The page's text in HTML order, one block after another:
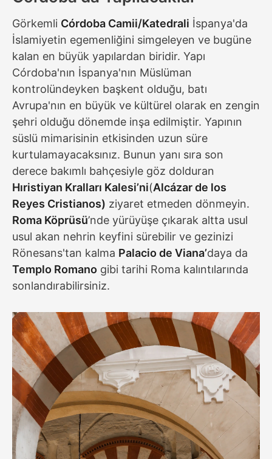
Görkemli Córdoba Camii/Katedrali İspanya'da
İslamiyetin egemenliğini simgeleyen ve bugüne
kalan en büyük yapılardan biridir. Yapı
Córdoba'nın İspanya'nın Müslüman
kontrolündeyken başkent olduğu, batı
Avrupa'nın en büyük ve kültürel olarak en zengin
şehri olduğu dönemde inşa edilmiştir. Yapının
süslü mimarisinin etkisinden uzun süre
kurtulamayacaksınız. Bunun yanı sıra son
derece bakımlı bahçesiyle göz dolduran
Hıristiyan Kralları Kalesi’ni(Alcázar de los
Reyes Cristianos) ziyaret etmeden dönmeyin.
Roma Köprüsü’nde yürüyüşe çıkarak altta usul
usul akan nehrin keyfini sürebilir ve gezinizi
Rönesans'tan kalma Palacio de Viana’daya da
Templo Romano gibi tarihi Roma kalıntılarında
sonlandırabilirsiniz.